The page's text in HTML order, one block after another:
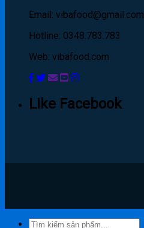
Email: vibafood@gmail.com
Hotline: 0348.783.783
Web: vibafood.com
Like Facebook